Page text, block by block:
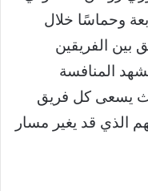
متابعة وحماسًا خلال
بين الفريقين
المنافسة
يسعى كل فريق
الذي قد يغير مسار